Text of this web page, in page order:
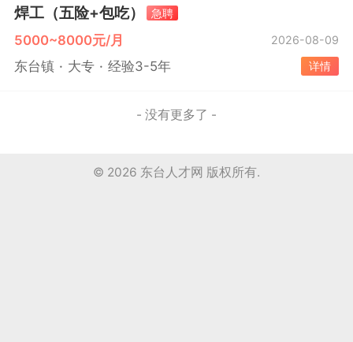
焊工（五险+包吃） 急聘
5000~8000元/月 2026-08-09
东台镇 大专 经验3-5年 详情
- 没有更多了 -
© 2026 东台人才网 版权所有.